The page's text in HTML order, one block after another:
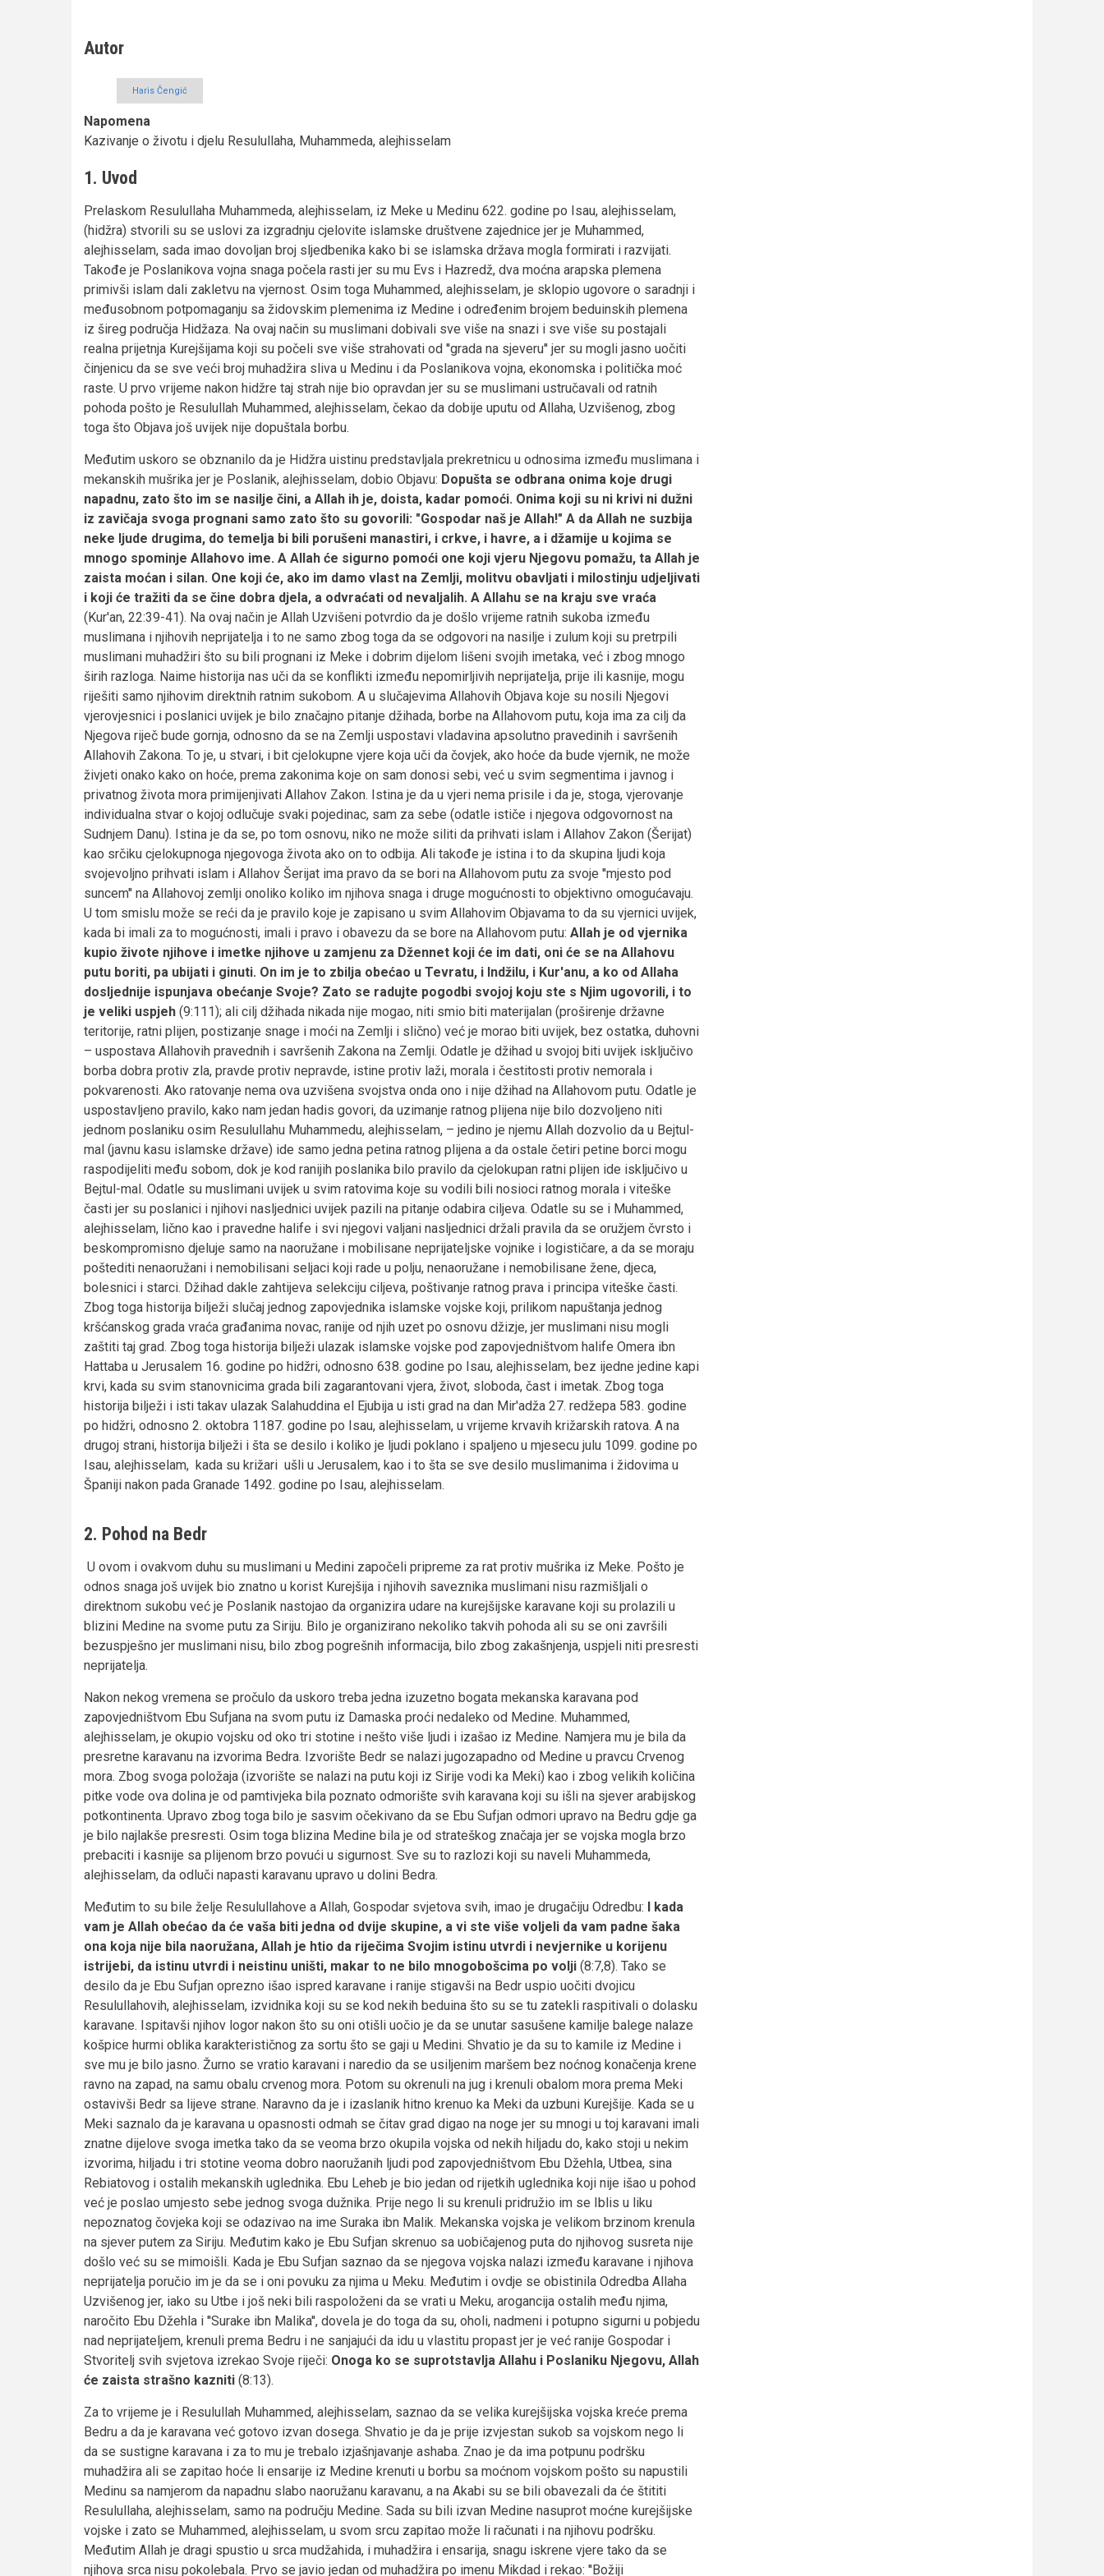
Autor
Haris Čengić
Napomena
Kazivanje o životu i djelu Resulullaha, Muhammeda, alejhisselam
1. Uvod
Prelaskom Resulullaha Muhammeda, alejhisselam, iz Meke u Medinu 622. godine po Isau, alejhisselam,
(hidžra) stvorili su se uslovi za izgradnju cjelovite islamske društvene zajednice jer je Muhammed,
alejhisselam, sada imao dovoljan broj sljedbenika kako bi se islamska država mogla formirati i razvijati.
Takođe je Poslanikova vojna snaga počela rasti jer su mu Evs i Hazredž, dva moćna arapska plemena
primivši islam dali zakletvu na vjernost. Osim toga Muhammed, alejhisselam, je sklopio ugovore o saradnji i
međusobnom potpomaganju sa židovskim plemenima iz Medine i određenim brojem beduinskih plemena
iz šireg područja Hidžaza. Na ovaj način su muslimani dobivali sve više na snazi i sve više su postajali
realna prijetnja Kurejšijama koji su počeli sve više strahovati od ''grada na sjeveru'' jer su mogli jasno uočiti
činjenicu da se sve veći broj muhadžira sliva u Medinu i da Poslanikova vojna, ekonomska i politička moć
raste. U prvo vrijeme nakon hidžre taj strah nije bio opravdan jer su se muslimani ustručavali od ratnih
pohoda pošto je Resulullah Muhammed, alejhisselam, čekao da dobije uputu od Allaha, Uzvišenog, zbog
toga što Objava još uvijek nije dopuštala borbu.
Međutim uskoro se obznanilo da je Hidžra uistinu predstavljala prekretnicu u odnosima između muslimana i
mekanskih mušrika jer je Poslanik, alejhisselam, dobio Objavu: Dopušta se odbrana onima koje drugi
napadnu, zato što im se nasilje čini, a Allah ih je, doista, kadar pomoći. Onima koji su ni krivi ni dužni
iz zavičaja svoga prognani samo zato što su govorili: "Gospodar naš je Allah!" A da Allah ne suzbija
neke ljude drugima, do temelja bi bili porušeni manastiri, i crkve, i havre, a i džamije u kojima se
mnogo spominje Allahovo ime. A Allah će sigurno pomoći one koji vjeru Njegovu pomažu, ta Allah je
zaista moćan i silan. One koji će, ako im damo vlast na Zemlji, molitvu obavljati i milostinju udjeljivati
i koji će tražiti da se čine dobra djela, a odvraćati od nevaljalih. A Allahu se na kraju sve vraća
(Kur'an, 22:39-41). Na ovaj način je Allah Uzvišeni potvrdio da je došlo vrijeme ratnih sukoba između
muslimana i njihovih neprijatelja i to ne samo zbog toga da se odgovori na nasilje i zulum koji su pretrpili
muslimani muhadžiri što su bili prognani iz Meke i dobrim dijelom lišeni svojih imetaka, već i zbog mnogo
širih razloga. Naime historija nas uči da se konflikti između nepomirljivih neprijatelja, prije ili kasnije, mogu
riješiti samo njihovim direktnih ratnim sukobom. A u slučajevima Allahovih Objava koje su nosili Njegovi
vjerovjesnici i poslanici uvijek je bilo značajno pitanje džihada, borbe na Allahovom putu, koja ima za cilj da
Njegova riječ bude gornja, odnosno da se na Zemlji uspostavi vladavina apsolutno pravedinih i savršenih
Allahovih Zakona. To je, u stvari, i bit cjelokupne vjere koja uči da čovjek, ako hoće da bude vjernik, ne može
živjeti onako kako on hoće, prema zakonima koje on sam donosi sebi, već u svim segmentima i javnog i
privatnog života mora primijenjivati Allahov Zakon. Istina je da u vjeri nema prisile i da je, stoga, vjerovanje
individualna stvar o kojoj odlučuje svaki pojedinac, sam za sebe (odatle ističe i njegova odgovornost na
Sudnjem Danu). Istina je da se, po tom osnovu, niko ne može siliti da prihvati islam i Allahov Zakon (Šerijat)
kao srčiku cjelokupnoga njegovoga života ako on to odbija. Ali takođe je istina i to da skupina ljudi koja
svojevoljno prihvati islam i Allahov Šerijat ima pravo da se bori na Allahovom putu za svoje ''mjesto pod
suncem'' na Allahovoj zemlji onoliko koliko im njihova snaga i druge mogućnosti to objektivno omogućavaju.
U tom smislu može se reći da je pravilo koje je zapisano u svim Allahovim Objavama to da su vjernici uvijek,
kada bi imali za to mogućnosti, imali i pravo i obavezu da se bore na Allahovom putu: Allah je od vjernika
kupio živote njihove i imetke njihove u zamjenu za Džennet koji će im dati, oni će se na Allahovu
putu boriti, pa ubijati i ginuti. On im je to zbilja obećao u Tevratu, i Indžilu, i Kur'anu, a ko od Allaha
dosljednije ispunjava obećanje Svoje? Zato se radujte pogodbi svojoj koju ste s Njim ugovorili, i to
je veliki uspjeh (9:111); ali cilj džihada nikada nije mogao, niti smio biti materijalan (proširenje državne
teritorije, ratni plijen, postizanje snage i moći na Zemlji i slično) već je morao biti uvijek, bez ostatka, duhovni
– uspostava Allahovih pravednih i savršenih Zakona na Zemlji. Odatle je džihad u svojoj biti uvijek isključivo
borba dobra protiv zla, pravde protiv nepravde, istine protiv laži, morala i čestitosti protiv nemorala i
pokvarenosti. Ako ratovanje nema ova uzvišena svojstva onda ono i nije džihad na Allahovom putu. Odatle je
uspostavljeno pravilo, kako nam jedan hadis govori, da uzimanje ratnog plijena nije bilo dozvoljeno niti
jednom poslaniku osim Resulullahu Muhammedu, alejhisselam, – jedino je njemu Allah dozvolio da u Bejtul-
mal (javnu kasu islamske države) ide samo jedna petina ratnog plijena a da ostale četiri petine borci mogu
raspodijeliti među sobom, dok je kod ranijih poslanika bilo pravilo da cjelokupan ratni plijen ide isključivo u
Bejtul-mal. Odatle su muslimani uvijek u svim ratovima koje su vodili bili nosioci ratnog morala i viteške
časti jer su poslanici i njihovi nasljednici uvijek pazili na pitanje odabira ciljeva. Odatle su se i Muhammed,
alejhisselam, lično kao i pravedne halife i svi njegovi valjani nasljednici držali pravila da se oružjem čvrsto i
beskompromisno djeluje samo na naoružane i mobilisane neprijateljske vojnike i logističare, a da se moraju
poštediti nenaoružani i nemobilisani seljaci koji rade u polju, nenaoružane i nemobilisane žene, djeca,
bolesnici i starci. Džihad dakle zahtijeva selekciju ciljeva, poštivanje ratnog prava i principa viteške časti.
Zbog toga historija bilježi slučaj jednog zapovjednika islamske vojske koji, prilikom napuštanja jednog
kršćanskog grada vraća građanima novac, ranije od njih uzet po osnovu džizje, jer muslimani nisu mogli
zaštiti taj grad. Zbog toga historija bilježi ulazak islamske vojske pod zapovjedništvom halife Omera ibn
Hattaba u Jerusalem 16. godine po hidžri, odnosno 638. godine po Isau, alejhisselam, bez ijedne jedine kapi
krvi, kada su svim stanovnicima grada bili zagarantovani vjera, život, sloboda, čast i imetak. Zbog toga
historija bilježi i isti takav ulazak Salahuddina el Ejubija u isti grad na dan Mir'adža 27. redžepa 583. godine
po hidžri, odnosno 2. oktobra 1187. godine po Isau, alejhisselam, u vrijeme krvavih križarskih ratova. A na
drugoj strani, historija bilježi i šta se desilo i koliko je ljudi poklano i spaljeno u mjesecu julu 1099. godine po
Isau, alejhisselam, kada su križari ušli u Jerusalem, kao i to šta se sve desilo muslimanima i židovima u
Španiji nakon pada Granade 1492. godine po Isau, alejhisselam.
2. Pohod na Bedr
U ovom i ovakvom duhu su muslimani u Medini započeli pripreme za rat protiv mušrika iz Meke. Pošto je
odnos snaga još uvijek bio znatno u korist Kurejšija i njihovih saveznika muslimani nisu razmišljali o
direktnom sukobu već je Poslanik nastojao da organizira udare na kurejšijske karavane koji su prolazili u
blizini Medine na svome putu za Siriju. Bilo je organizirano nekoliko takvih pohoda ali su se oni završili
bezuspješno jer muslimani nisu, bilo zbog pogrešnih informacija, bilo zbog zakašnjenja, uspjeli niti presresti
neprijatelja.
Nakon nekog vremena se pročulo da uskoro treba jedna izuzetno bogata mekanska karavana pod
zapovjedništvom Ebu Sufjana na svom putu iz Damaska proći nedaleko od Medine. Muhammed,
alejhisselam, je okupio vojsku od oko tri stotine i nešto više ljudi i izašao iz Medine. Namjera mu je bila da
presretne karavanu na izvorima Bedra. Izvorište Bedr se nalazi jugozapadno od Medine u pravcu Crvenog
mora. Zbog svoga položaja (izvorište se nalazi na putu koji iz Sirije vodi ka Meki) kao i zbog velikih količina
pitke vode ova dolina je od pamtivjeka bila poznato odmorište svih karavana koji su išli na sjever arabijskog
potkontinenta. Upravo zbog toga bilo je sasvim očekivano da se Ebu Sufjan odmori upravo na Bedru gdje ga
je bilo najlakše presresti. Osim toga blizina Medine bila je od strateškog značaja jer se vojska mogla brzo
prebaciti i kasnije sa plijenom brzo povući u sigurnost. Sve su to razlozi koji su naveli Muhammeda,
alejhisselam, da odluči napasti karavanu upravo u dolini Bedra.
Međutim to su bile želje Resulullahove a Allah, Gospodar svjetova svih, imao je drugačiju Odredbu: I kada
vam je Allah obećao da će vaša biti jedna od dvije skupine, a vi ste više voljeli da vam padne šaka
ona koja nije bila naoružana, Allah je htio da riječima Svojim istinu utvrdi i nevjernike u korijenu
istrijebi, da istinu utvrdi i neistinu uništi, makar to ne bilo mnogobošcima po volji (8:7,8). Tako se
desilo da je Ebu Sufjan oprezno išao ispred karavane i ranije stigavši na Bedr uspio uočiti dvojicu
Resulullahovih, alejhisselam, izvidnika koji su se kod nekih beduina što su se tu zatekli raspitivali o dolasku
karavane. Ispitavši njihov logor nakon što su oni otišli uočio je da se unutar sasušene kamilje balege nalaze
košpice hurmi oblika karakterističnog za sortu što se gaji u Medini. Shvatio je da su to kamile iz Medine i
sve mu je bilo jasno. Žurno se vratio karavani i naredio da se usiljenim maršem bez noćnog konačenja krene
ravno na zapad, na samu obalu crvenog mora. Potom su okrenuli na jug i krenuli obalom mora prema Meki
ostavivši Bedr sa lijeve strane. Naravno da je i izaslanik hitno krenuo ka Meki da uzbuni Kurejšije. Kada se u
Meki saznalo da je karavana u opasnosti odmah se čitav grad digao na noge jer su mnogi u toj karavani imali
znatne dijelove svoga imetka tako da se veoma brzo okupila vojska od nekih hiljadu do, kako stoji u nekim
izvorima, hiljadu i tri stotine veoma dobro naoružanih ljudi pod zapovjedništvom Ebu Džehla, Utbea, sina
Rebiatovog i ostalih mekanskih uglednika. Ebu Leheb je bio jedan od rijetkih uglednika koji nije išao u pohod
već je poslao umjesto sebe jednog svoga dužnika. Prije nego li su krenuli pridružio im se Iblis u liku
nepoznatog čovjeka koji se odazivao na ime Suraka ibn Malik. Mekanska vojska je velikom brzinom krenula
na sjever putem za Siriju. Međutim kako je Ebu Sufjan skrenuo sa uobičajenog puta do njihovog susreta nije
došlo već su se mimoišli. Kada je Ebu Sufjan saznao da se njegova vojska nalazi između karavane i njihova
neprijatelja poručio im je da se i oni povuku za njima u Meku. Međutim i ovdje se obistinila Odredba Allaha
Uzvišenog jer, iako su Utbe i još neki bili raspoloženi da se vrati u Meku, arogancija ostalih među njima,
naročito Ebu Džehla i ''Surake ibn Malika'', dovela je do toga da su, oholi, nadmeni i potupno sigurni u pobjedu
nad neprijateljem, krenuli prema Bedru i ne sanjajući da idu u vlastitu propast jer je već ranije Gospodar i
Stvoritelj svih svjetova izrekao Svoje riječi: Onoga ko se suprotstavlja Allahu i Poslaniku Njegovu, Allah
će zaista strašno kazniti (8:13).
Za to vrijeme je i Resulullah Muhammed, alejhisselam, saznao da se velika kurejšijska vojska kreće prema
Bedru a da je karavana već gotovo izvan dosega. Shvatio je da je prije izvjestan sukob sa vojskom nego li
da se sustigne karavana i za to mu je trebalo izjašnjavanje ashaba. Znao je da ima potpunu podršku
muhadžira ali se zapitao hoće li ensarije iz Medine krenuti u borbu sa moćnom vojskom pošto su napustili
Medinu sa namjerom da napadnu slabo naoružanu karavanu, a na Akabi su se bili obavezali da će štititi
Resulullaha, alejhisselam, samo na području Medine. Sada su bili izvan Medine nasuprot moćne kurejšijske
vojske i zato se Muhammed, alejhisselam, u svom srcu zapitao može li računati i na njihovu podršku.
Međutim Allah je dragi spustio u srca mudžahida, i muhadžira i ensarija, snagu iskrene vjere tako da se
njihova srca nisu pokolebala. Prvo se javio jedan od muhadžira po imenu Mikdad i rekao: ''Božiji